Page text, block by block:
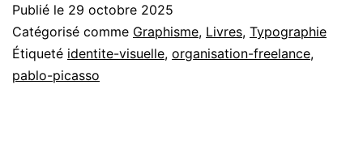
Publié le 29 octobre 2025
Catégorisé comme Graphisme, Livres, Typographie
Étiqueté identite-visuelle, organisation-freelance,
pablo-picasso